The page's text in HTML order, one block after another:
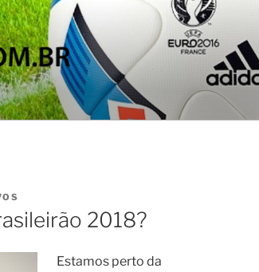
2018?
Estamos perto da